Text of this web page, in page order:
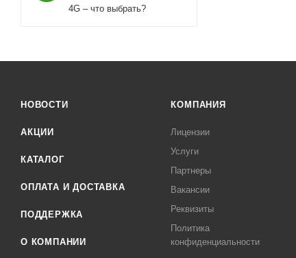
4G – что выбрать?
НОВОСТИ
АКЦИИ
КАТАЛОГ
ОПЛАТА И ДОСТАВКА
ПОДДЕРЖКА
О КОМПАНИИ
КОМПАНИЯ
Лицензии
Услуги
Партнеры
Вакансии
Реквизиты
Политика
конфиденциальности